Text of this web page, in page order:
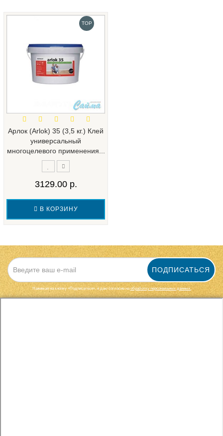
TOP
Арлок (Arlok) 35 (3,5 кг.) Клей
универсальный
многоцелевого применения...
3129.00 р.
В КОРЗИНУ
ПОДПИСАТЬСЯ
Нажимая на кнопку «Подписаться», я даю cогласие на обработку персональных данных.